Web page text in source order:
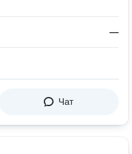
—
Чат